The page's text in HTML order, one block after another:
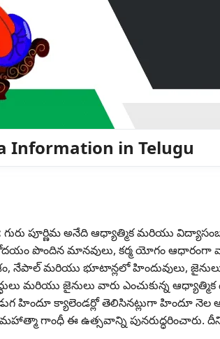
Information in Telugu
గురు పూర్ణిమ అనేది ఆధ్యాత్మిక మరియు
పొందిన మానవులు, కర్మ యోగం ఆధారంగా
నేపాల్ మరియు భూటాన్లలో హిందువులు, జైనులు
మరియు జైనులు వారు ఎంచుకున్న
హిందూ క్యాలెండర్లో తెలిసినట్లుగా హిందూ నెల
మహాత్మా గాంధీ ఈ ఉత్సవాన్ని పునరుద్ధరించారు.